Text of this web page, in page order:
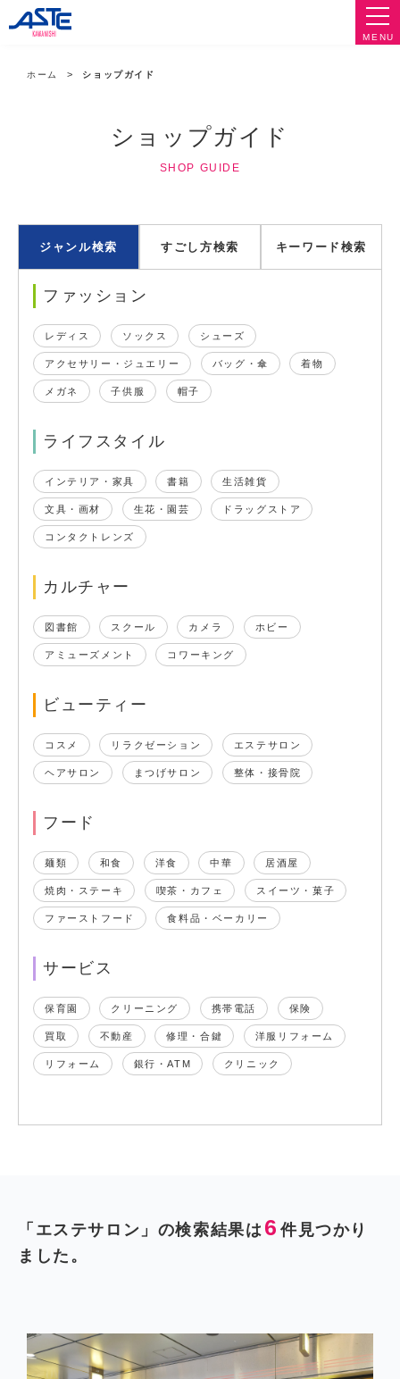
MENU
ホーム ショップガイド
ショップガイド
SHOP GUIDE
ジャンル検索 すごし方検索 キーワード検索
ファッション
レディス ソックス シューズ
アクセサリー・ジュエリー バッグ・傘 着物
メガネ 子供服 帽子
ライフスタイル
インテリア・家具 書籍 生活雑貨
文具・画材 生花・園芸 ドラッグストア
コンタクトレンズ
カルチャー
図書館 スクール カメラ ホビー
アミューズメント コワーキング
ビューティー
コスメ リラクゼーション エステサロン
ヘアサロン まつげサロン 整体・接骨院
フード
麺類 和食 洋食 中華 居酒屋
焼肉・ステーキ 喫茶・カフェ スイーツ・菓子
ファーストフード 食料品・ベーカリー
サービス
保育園 クリーニング 携帯電話 保険
買取 不動産 修理・合鍵 洋服リフォーム
リフォーム 銀行・ATM クリニック
「エステサロン」の検索結果は 6 件見つかり
ました。